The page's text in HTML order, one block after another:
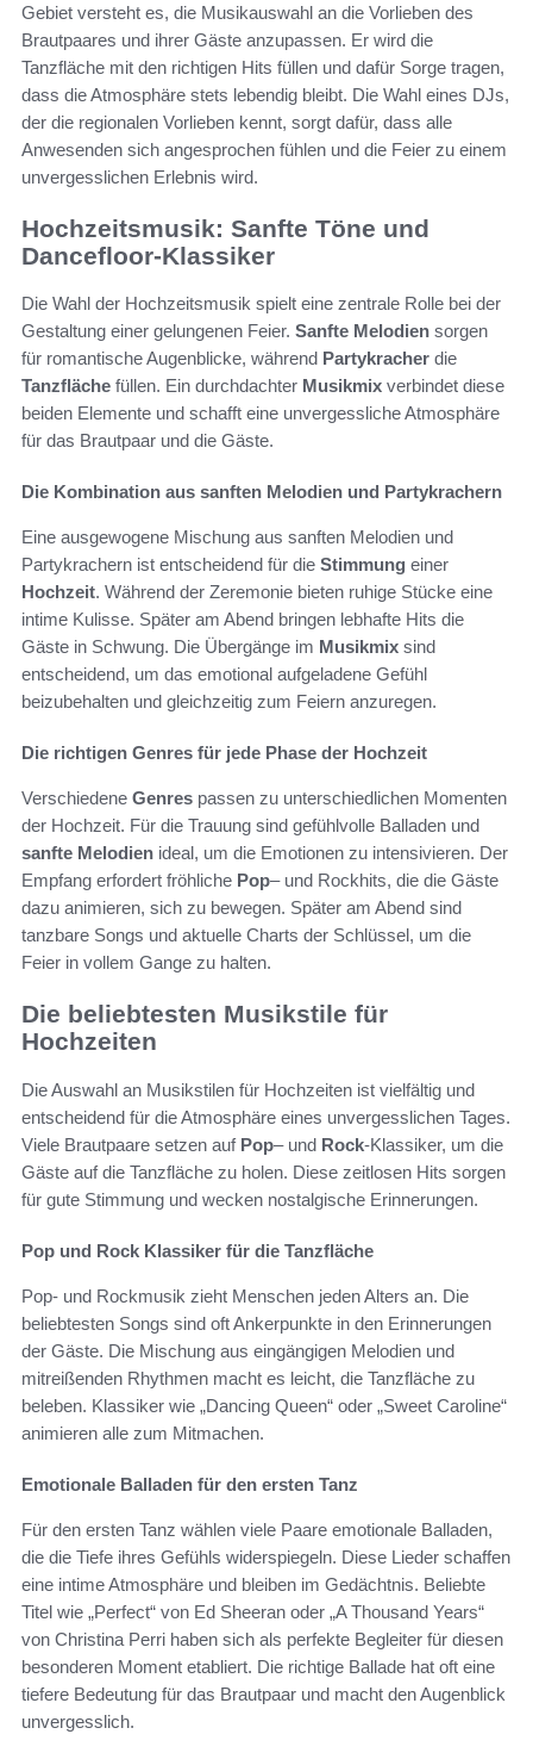
Gebiet versteht es, die Musikauswahl an die Vorlieben des
Brautpaares und ihrer Gäste anzupassen. Er wird die
Tanzfläche mit den richtigen Hits füllen und dafür Sorge tragen,
dass die Atmosphäre stets lebendig bleibt. Die Wahl eines DJs,
der die regionalen Vorlieben kennt, sorgt dafür, dass alle
Anwesenden sich angesprochen fühlen und die Feier zu einem
unvergesslichen Erlebnis wird.
Hochzeitsmusik: Sanfte Töne und
Dancefloor-Klassiker
Die Wahl der Hochzeitsmusik spielt eine zentrale Rolle bei der
Gestaltung einer gelungenen Feier. Sanfte Melodien sorgen
für romantische Augenblicke, während Partykracher die
Tanzfläche füllen. Ein durchdachter Musikmix verbindet diese
beiden Elemente und schafft eine unvergessliche Atmosphäre
für das Brautpaar und die Gäste.
Die Kombination aus sanften Melodien und Partykrachern
Eine ausgewogene Mischung aus sanften Melodien und
Partykrachern ist entscheidend für die Stimmung einer
Hochzeit. Während der Zeremonie bieten ruhige Stücke eine
intime Kulisse. Später am Abend bringen lebhafte Hits die
Gäste in Schwung. Die Übergänge im Musikmix sind
entscheidend, um das emotional aufgeladene Gefühl
beizubehalten und gleichzeitig zum Feiern anzuregen.
Die richtigen Genres für jede Phase der Hochzeit
Verschiedene Genres passen zu unterschiedlichen Momenten
der Hochzeit. Für die Trauung sind gefühlvolle Balladen und
sanfte Melodien ideal, um die Emotionen zu intensivieren. Der
Empfang erfordert fröhliche Pop– und Rockhits, die die Gäste
dazu animieren, sich zu bewegen. Später am Abend sind
tanzbare Songs und aktuelle Charts der Schlüssel, um die
Feier in vollem Gange zu halten.
Die beliebtesten Musikstile für
Hochzeiten
Die Auswahl an Musikstilen für Hochzeiten ist vielfältig und
entscheidend für die Atmosphäre eines unvergesslichen Tages.
Viele Brautpaare setzen auf Pop– und Rock-Klassiker, um die
Gäste auf die Tanzfläche zu holen. Diese zeitlosen Hits sorgen
für gute Stimmung und wecken nostalgische Erinnerungen.
Pop und Rock Klassiker für die Tanzfläche
Pop- und Rockmusik zieht Menschen jeden Alters an. Die
beliebtesten Songs sind oft Ankerpunkte in den Erinnerungen
der Gäste. Die Mischung aus eingängigen Melodien und
mitreißenden Rhythmen macht es leicht, die Tanzfläche zu
beleben. Klassiker wie „Dancing Queen“ oder „Sweet Caroline“
animieren alle zum Mitmachen.
Emotionale Balladen für den ersten Tanz
Für den ersten Tanz wählen viele Paare emotionale Balladen,
die die Tiefe ihres Gefühls widerspiegeln. Diese Lieder schaffen
eine intime Atmosphäre und bleiben im Gedächtnis. Beliebte
Titel wie „Perfect“ von Ed Sheeran oder „A Thousand Years“
von Christina Perri haben sich als perfekte Begleiter für diesen
besonderen Moment etabliert. Die richtige Ballade hat oft eine
tiefere Bedeutung für das Brautpaar und macht den Augenblick
unvergesslich.